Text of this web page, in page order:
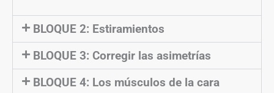
BLOQUE 2: Estiramientos
BLOQUE 3: Corregir las asimetrías
BLOQUE 4: Los músculos de la cara